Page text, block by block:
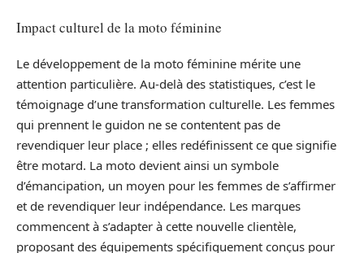
Impact culturel de la moto féminine
Le développement de la moto féminine mérite une
attention particulière. Au-delà des statistiques, c’est le
témoignage d’une transformation culturelle. Les femmes
qui prennent le guidon ne se contentent pas de
revendiquer leur place ; elles redéfinissent ce que signifie
être motard. La moto devient ainsi un symbole
d’émancipation, un moyen pour les femmes de s’affirmer
et de revendiquer leur indépendance. Les marques
commencent à s’adapter à cette nouvelle clientèle,
proposant des équipements spécifiquement conçus pour